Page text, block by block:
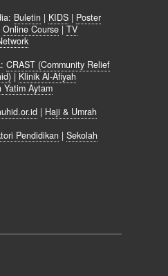
Buletin | KIDS | Poster
Online Course |TV
CRAST (Community Relief
| Klinik Al-Afiyah
Yatim Aytam
| Haji & Umrah
Pendidikan |Sekolah